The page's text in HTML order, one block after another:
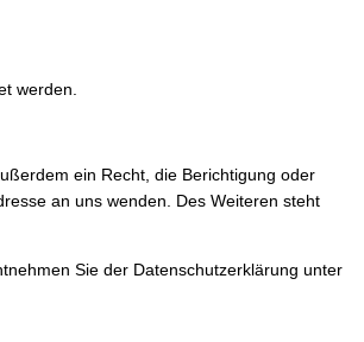
werden.
ein Recht, die Berichtigung oder
an uns wenden. Des Weiteren steht
Sie der Datenschutzerklärung unter